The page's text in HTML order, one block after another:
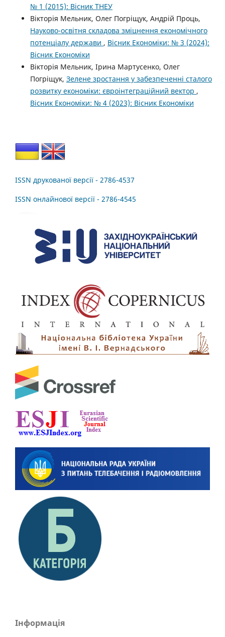
№ 1 (2015): Вісник ТНЕУ
Вікторія Мельник, Олег Погріщук, Андрій Проць,
Науково-освітня складова зміцнення економічного
потенціалу держави , Вісник Економіки: № 3 (2024):
Вісник Економіки
Вікторія Мельник, Ірина Мартусенко, Олег
Погріщук, Зелене зростання у забезпеченні сталого
розвитку економіки: євроінтеграційний вектор ,
Вісник Економіки: № 4 (2023): Вісник Економіки
ISSN друкованої версії - 2786-4537
ISSN онлайнової версії - 2786-4545
Інформація